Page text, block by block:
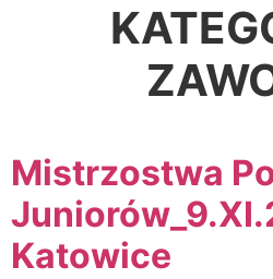
Mistrzostwa
Katowice